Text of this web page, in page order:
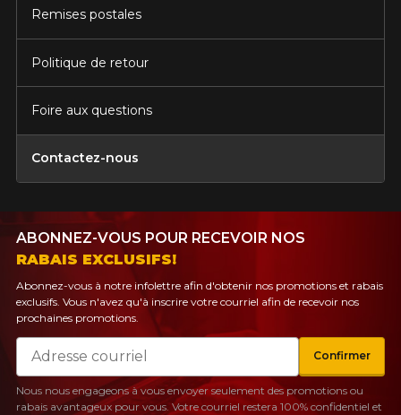
Remises postales
Politique de retour
Foire aux questions
Contactez-nous
ABONNEZ-VOUS POUR RECEVOIR NOS
RABAIS EXCLUSIFS!
Abonnez-vous à notre infolettre afin d'obtenir nos promotions et rabais
exclusifs. Vous n'avez qu'à inscrire votre courriel afin de recevoir nos
prochaines promotions.
Courriel
Confirmer
Nous nous engageons à vous envoyer seulement des promotions ou
rabais avantageux pour vous. Votre courriel restera 100% confidentiel et